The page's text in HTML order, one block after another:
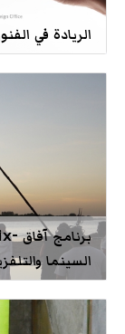
الريادة في
السينما